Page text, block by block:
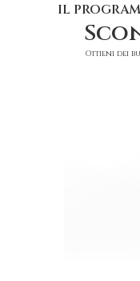
IL
Ottieni dei